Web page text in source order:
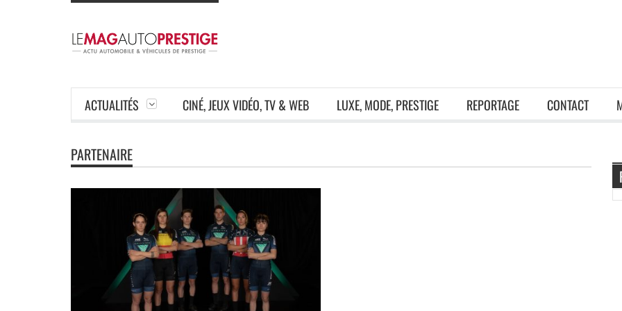
ACTUALITÉS CINÉ, JEUX VIDÉO, TV & WEB LUXE, MODE, PRESTIGE REPORTAGE CONTACT
PARTENAIRE